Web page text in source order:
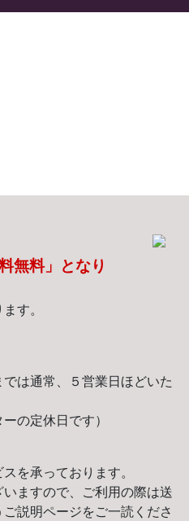
無料」となり
す。
は通常、５営業日ほどいた
の定休日です）
を承っております。
ますので、ご利用の際は送
説明ページをご一読くださ